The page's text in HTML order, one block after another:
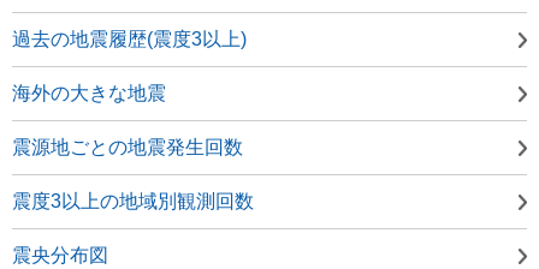
過去の地震履歴(震度3以上)
海外の大きな地震
震源地ごとの地震発生回数
震度3以上の地域別観測回数
震央分布図